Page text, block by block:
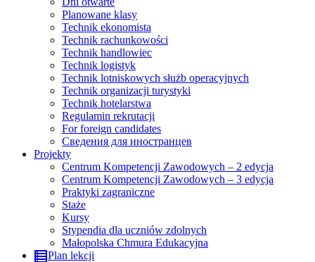
Planowane klasy
Technik ekonomista
Technik rachunkowości
Technik handlowiec
Technik logistyk
Technik lotniskowych służb operacyjnych
Technik organizacji turystyki
Technik hotelarstwa
Regulamin rekrutacji
For foreign candidates
Сведения для иностранцев
Projekty
Centrum Kompetencji Zawodowych – 2 edycja
Centrum Kompetencji Zawodowych – 3 edycja
Praktyki zagraniczne
Staże
Kursy
Stypendia dla uczniów zdolnych
Małopolska Chmura Edukacyjna
Plan lekcji